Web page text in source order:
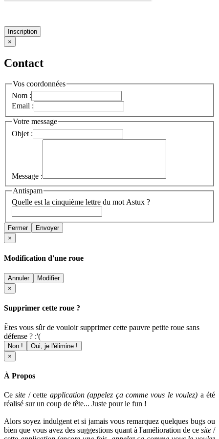
Inscription
×
Contact
Vos coordonnées
Nom :
Email :
Votre message
Objet :
Message :
Antispam
Quelle est la cinquième lettre du mot Astux ?
Fermer
Envoyer
×
Modification d'une roue
Annuler
Modifier
×
Supprimer cette roue ?
Êtes vous sûr de vouloir supprimer cette pauvre petite roue sans
défense ? :'(
Non !
Oui, je l'élimine !
×
À Propos
Cesite / cette application (appelez ça comme vous le voulez) a été
réalisé sur un coup de tête... Juste pour le fun !
Alors soyez indulgent et si jamais vous remarquez quelques bugs ou
bien que vous avez des suggestions quant à l'amélioration de ce site /